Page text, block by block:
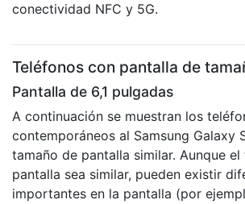
conectividad NFC y 5G.
Teléfonos con pantalla de
Pantalla de 6,1 pulgadas
A continuación se muestran los
contemporáneos al Samsung Galaxy
tamaño de pantalla similar. Aunque el
pantalla sea similar, pueden existir
importantes en la pantalla (por